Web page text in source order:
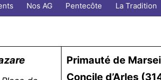
Nos AG Pentecôte La Tradition
Primauté de
Concile d’Arles